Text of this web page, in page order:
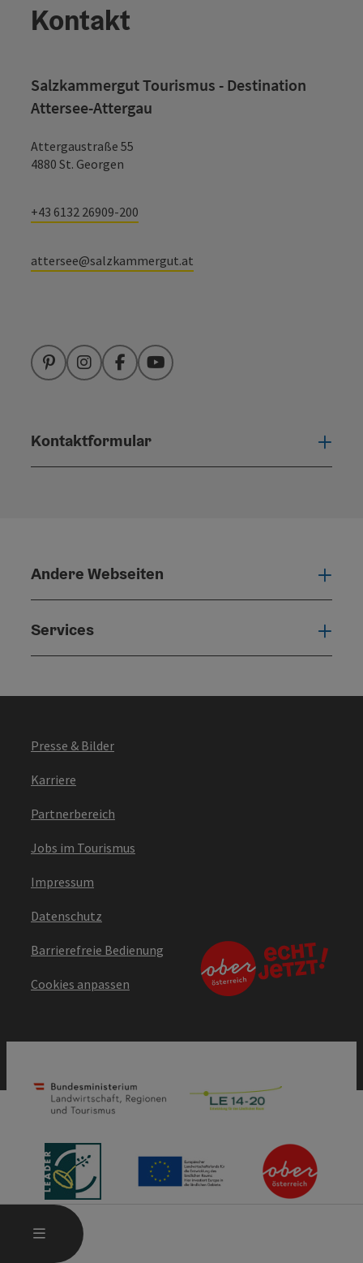
MENÜ
Kontakt
Salzkammergut Tourismus - Destination
Attersee-Attergau
Attergaustraße 55
4880 St. Georgen
+43 6132 26909-200
attersee@salzkammergut.at
PinterestInstagramFacebookYouTube
Kontaktformular
Andere Webseiten
Services
Presse & Bilder
Karriere
Partnerbereich
Jobs im Tourismus
Impressum
Datenschutz
Barrierefreie Bedienung
Cookies anpassen